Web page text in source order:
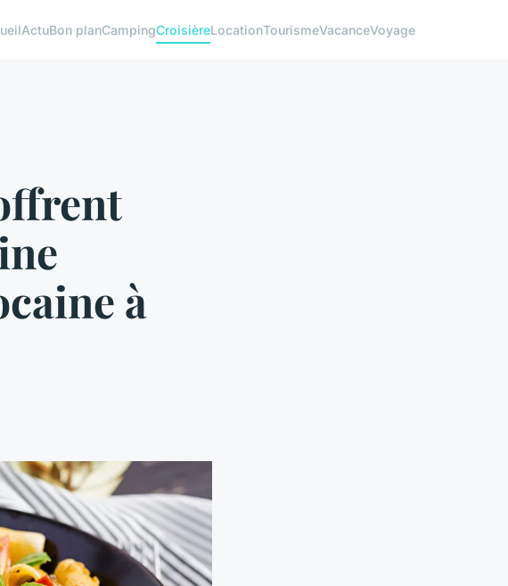
ActuBon planCampingCroisièreLocationTourismeVacanceVoyage
à